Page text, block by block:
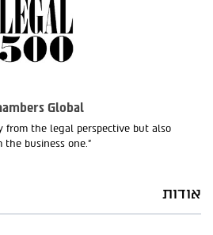
Global
from the legal perspective but also
the business one.”
אודות